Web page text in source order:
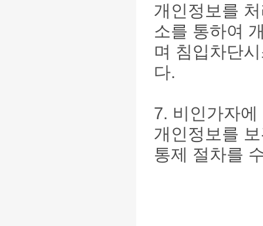
개인정보를
소를 통하여
며 침입차단
다.
7. 비인가자
개인정보를
통제 절차를